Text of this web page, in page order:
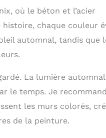
où le béton et l’acier
chaque couleur
automnal, tandis que
La lumière
le temps. Je
les murs colorés,
de la peinture.